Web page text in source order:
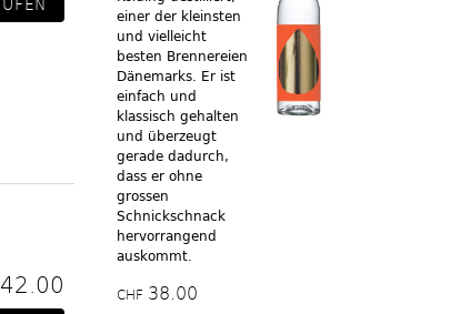
42.00
einer der kleinsten
und vielleicht
besten Brennereien
Dänemarks. Er ist
einfach und
klassisch gehalten
und überzeugt
gerade dadurch,
dass er ohne
grossen
Schnickschnack
hervorrangend
auskommt.
CHF 38.00